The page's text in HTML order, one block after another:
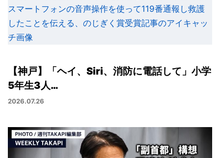
【神戸】「ヘイ、Siri、消防に電話して」小学
5年生3人…
2026.07.26